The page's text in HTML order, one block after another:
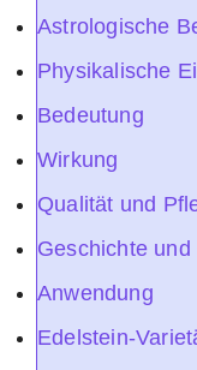
Astrologische
Physikalische
Bedeutung
Wirkung
Qualität und
Geschichte
Anwendung
Edelstein-